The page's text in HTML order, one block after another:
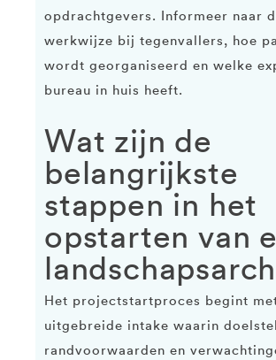
opdrachtgevers. Informeer naar
werkwijze bij tegenvallers, hoe
wordt georganiseerd en welke
bureau in huis heeft.
Wat zijn de
belangrijkste
stappen in het
opstarten van
Het projectstartproces begint
uitgebreide intake waarin
randvoorwaarden en